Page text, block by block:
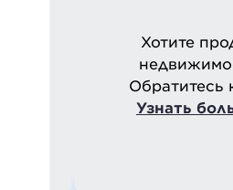
Хотите
Обратитесь
Узнать